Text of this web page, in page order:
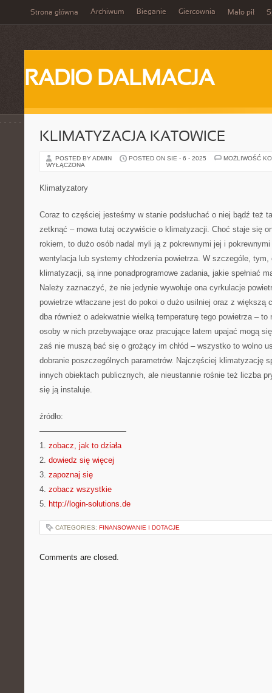
Strona główna Archiwum Bieganie Giercownia Mało pił
RADIO DALMACJA
KLIMATYZACJA KATOWICE
POSTED BY ADMIN POSTED ON SIE - 6 - 2025
MOŻLIWOŚĆ
WYŁĄCZONA
Klimatyzatory
Coraz to częściej jesteśmy w stanie podsłuchać o niej bądź też
zetknąć – mowa tutaj oczywiście o klimatyzacji. Choć staje się
rokiem, to dużo osób nadal myli ją z pokrewnymi jej i
wentylacja lub systemy chłodzenia powietrza. W szczególe, tym,
klimatyzacji, są inne ponadprogramowe zadania, jakie spełniać
Należy zaznaczyć, że nie jedynie wywołuje ona cyrkulacje
powietrze wtłaczane jest do pokoi o dużo usilniej oraz z większą
dba również o adekwatnie wielką temperaturę tego powietrza – to
osoby w nich przebywające oraz pracujące latem upajać mogą
zaś nie muszą bać się o grożący im chłód – wszystko to wolno
dobranie poszczególnych parametrów. Najczęściej klimatyzację
innych obiektach publicznych, ale nieustannie rośnie też liczba
się ją instaluje.
źródło:
———————————
1. zobacz, jak to działa
2. dowiedz się więcej
3. zapoznaj się
4. zobacz wszystkie
5. http://login-solutions.de
CATEGORIES: FINANSOWANIE I DOTACJE
Comments are closed.